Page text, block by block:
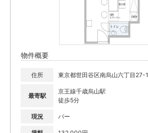
物件概要
住所 東京都世田谷区南烏山六丁目27-1
最寄駅
京王線千歳烏山駅
徒歩5分
現況 バー